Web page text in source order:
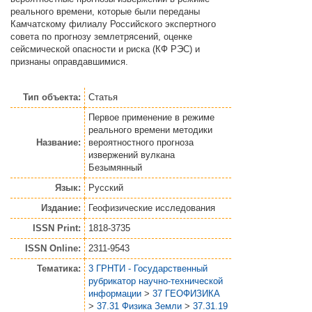
реального времени, которые были переданы
Камчатскому филиалу Российского экспертного
совета по прогнозу землетрясений, оценке
сейсмической опасности и риска (КФ РЭС) и
признаны оправдавшимися.
Тип объекта: Статья
Название:
Первое применение в режиме
реального времени методики
вероятностного прогноза
извержений вулкана
Безымянный
Язык:
Русский
Издание:
Геофизические исследования
ISSN Print:
1818-3735
ISSN Online:
2311-9543
Тематика:
3 ГРНТИ - Государственный
рубрикатор научно-технической
информации > 37 ГЕОФИЗИКА
> 37.31 Физика Земли > 37.31.19